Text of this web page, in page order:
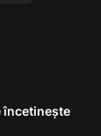
încetinește